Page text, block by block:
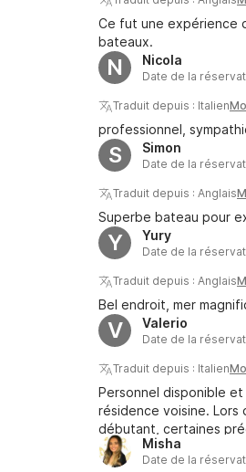
Ce fut une expérience
bateaux.
N Nicola
Date de la
Traduit depuis : Italien
professionnel,
S Simon
Date de la
Traduit depuis : Anglais
Superbe bateau pour
Y Yury
Date de la
Traduit depuis : Anglais
Bel endroit, mer
V Valerio
Date de la
Traduit depuis : Italien
Personnel disponible
résidence voisine.
débutant, certaines
prix.
Misha
Date de la